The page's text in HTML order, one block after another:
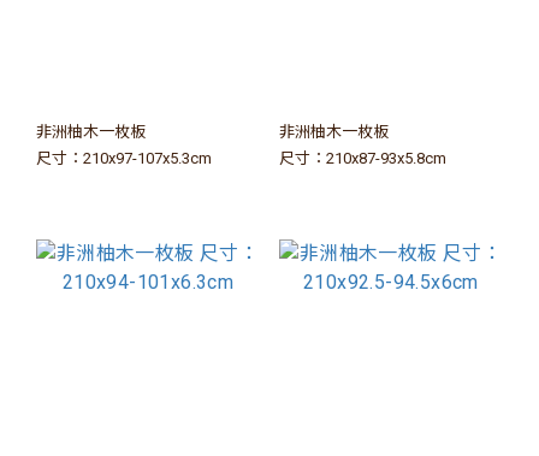
非洲柚木一枚板
尺寸：210x97-107x5.3cm
非洲柚木一枚板
尺寸：210x87-93x5.8cm